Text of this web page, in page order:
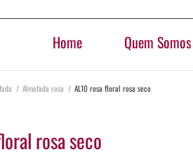
Home Quem Somos
/ Almofada rosa / AL10 rosa floral rosa seco
rosa seco